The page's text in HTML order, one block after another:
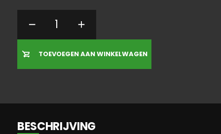
TOEVOEGEN AAN WINKELWAGEN
BESCHRIJVING